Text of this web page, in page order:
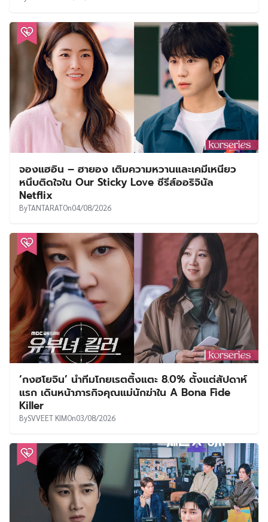
จองแฮอิน – ฮายอง เติมความหวานและเคมีเหนียว
หนึบติดใจใน Our Sticky Love ซีรีส์ออริจินัล
Netflix
ByTANTARATOn04/08/2026
‘กงฮโยจิน’ นำทีมโกยเรตติ้งแตะ 8.0% ตั้งแต่สัปดาห์
แรก เดินหน้าภารกิจคุณแม่นักฆ่าใน A Bona Fide
Killer
BySVVEET KIMOn03/08/2026